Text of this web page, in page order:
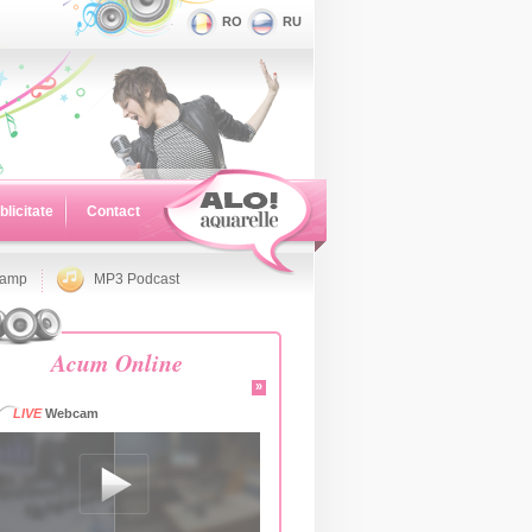
RO RU
Contact
MP3 Podcast
Acum Online
»
LIVEWebcam